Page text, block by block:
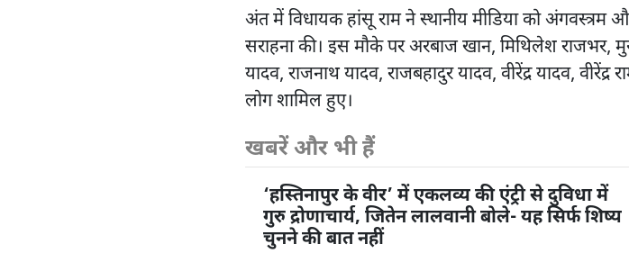
अंत में विधायक हांसू राम ने स्थानीय मीडिया को अंगवस्त्रम
सराहना की। इस मौके पर अरबाज खान, मिथिलेश राजभर,
यादव, राजनाथ यादव, राजबहादुर यादव, वीरेंद्र यादव,
लोग शामिल हुए।
खबरें और भी हैं
‘हस्तिनापुर के वीर’ में एकलव्य की एंट्री से दुविधा में
गुरु द्रोणाचार्य, जितेन लालवानी बोले- यह सिर्फ शिष्य
चुनने की बात नहीं